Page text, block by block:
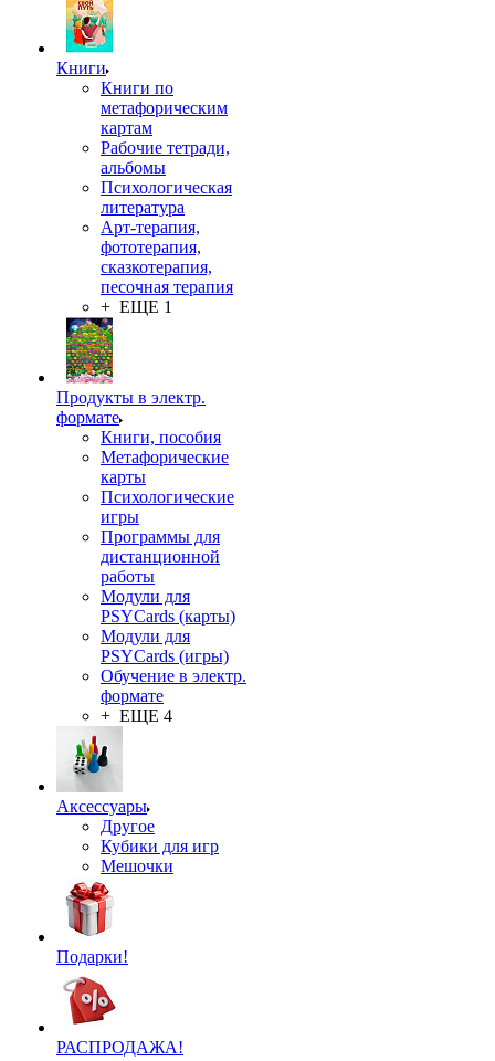
Книги
Книги по
метафорическим
картам
Рабочие тетради,
альбомы
Психологическая
литература
Арт-терапия,
фототерапия,
сказкотерапия,
песочная терапия
+ ЕЩЕ 1
Продукты в электр.
формате
Книги, пособия
Метафорические
карты
Психологические
игры
Программы для
дистанционной
работы
Модули для
PSYCards (карты)
Модули для
PSYCards (игры)
Обучение в электр.
формате
+ ЕЩЕ 4
Аксессуары
Другое
Кубики для игр
Мешочки
Подарки!
РАСПРОДАЖА!